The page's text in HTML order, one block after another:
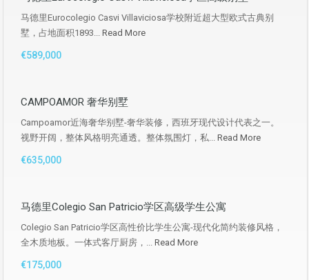
马德里Eurocolegio Casvi Villaviciosa学校附近超大型欧式古典别
墅，占地面积1893... Read More
€589,000
CAMPOAMOR 奢华别墅
Campoamor近海奢华别墅-奢华装修，西班牙现代设计代表之一。
视野开阔，整体风格明亮通透。整体氛围灯，私... Read More
€635,000
马德里Colegio San Patricio学区高级学生公寓
Colegio San Patricio学区高性价比学生公寓-现代化简约装修风格，
全木质地板。一体式客厅厨房，... Read More
€175,000